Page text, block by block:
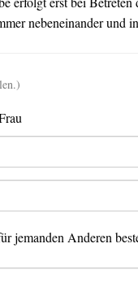
nebeneinander und
jemanden Anderen